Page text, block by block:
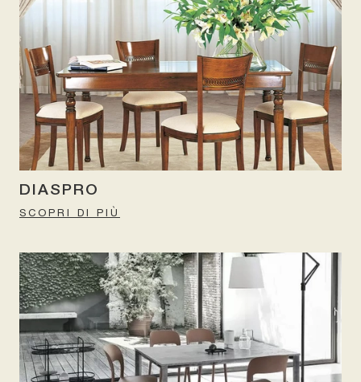
DIASPRO
SCOPRI DI PIÙ